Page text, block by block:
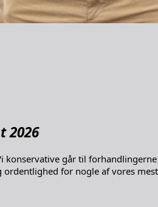
2026
går til
for nogle af vores